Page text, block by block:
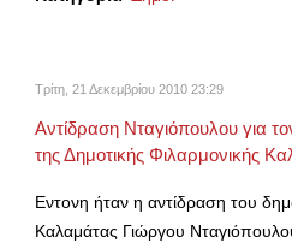
Τρίτη, 21 Δεκεμβρίου 2010 23:29
Αντίδραση Νταγιόπουλου για
της Δημοτικής Φιλαρμονικής
Εντονη ήταν η αντίδραση του
Καλαμάτας Γιώργου